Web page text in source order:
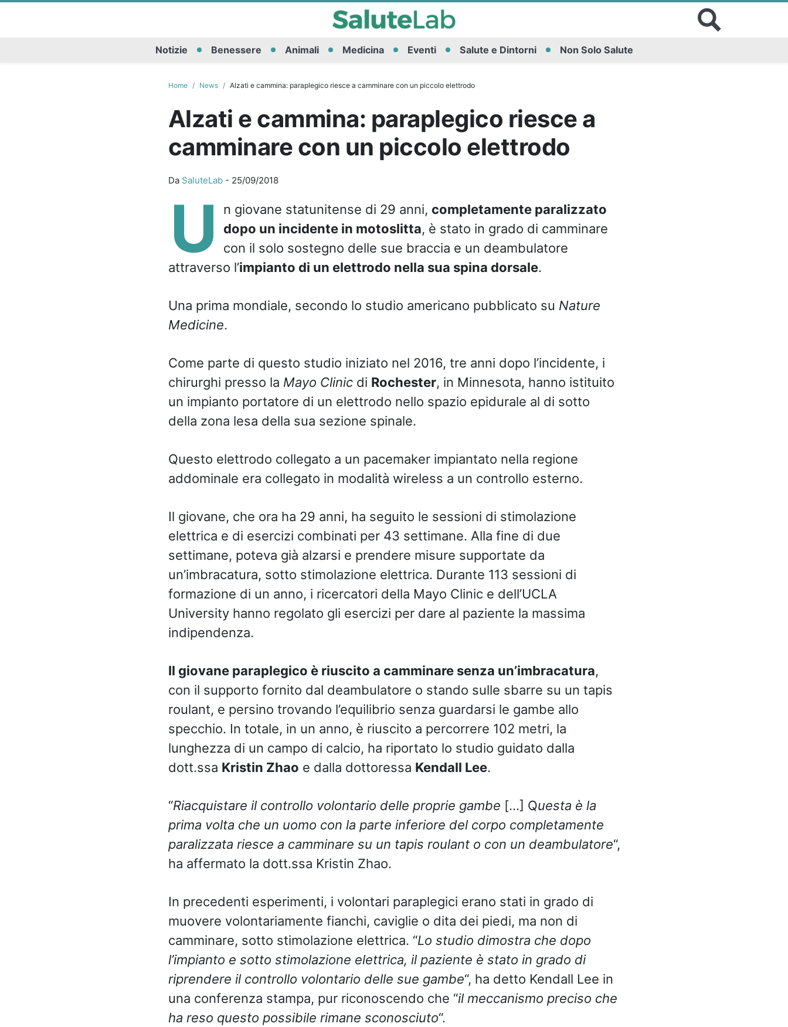
Notizie Benessere Animali Medicina Eventi Salute e Dintorni Non Solo Salute
Home News Alzati e cammina: paraplegico riesce a camminare con un piccolo elettrodo
Alzati e cammina: paraplegico riesce a
camminare con un piccolo elettrodo
Da SaluteLab- 25/09/2018
U n giovane statunitense di 29 anni, completamente paralizzato
dopo un incidente in motoslitta, è stato in grado di camminare
con il solo sostegno delle sue braccia e un deambulatore
attraverso l’impianto di un elettrodo nella sua spina dorsale.
Una prima mondiale, secondo lo studio americano pubblicato su Nature
Medicine.
Come parte di questo studio iniziato nel 2016, tre anni dopo l’incidente, i
chirurghi presso la Mayo Clinicdi Rochester, in Minnesota, hanno istituito
un impianto portatore di un elettrodo nello spazio epidurale al di sotto
della zona lesa della sua sezione spinale.
Questo elettrodo collegato a un pacemaker impiantato nella regione
addominale era collegato in modalità wireless a un controllo esterno.
Il giovane, che ora ha 29 anni, ha seguito le sessioni di stimolazione
elettrica e di esercizi combinati per 43 settimane. Alla fine di due
settimane, poteva già alzarsi e prendere misure supportate da
un’imbracatura, sotto stimolazione elettrica. Durante 113 sessioni di
formazione di un anno, i ricercatori della Mayo Clinic e dell’UCLA
University hanno regolato gli esercizi per dare al paziente la massima
indipendenza.
Il giovane paraplegico è riuscito a camminare senza un’imbracatura,
con il supporto fornito dal deambulatore o stando sulle sbarre su un tapis
roulant, e persino trovando l’equilibrio senza guardarsi le gambe allo
specchio. In totale, in un anno, è riuscito a percorrere 102 metri, la
lunghezza di un campo di calcio, ha riportato lo studio guidato dalla
dott.ssa Kristin Zhao e dalla dottoressa Kendall Lee.
“Riacquistare il controllo volontario delle proprie gambe […] Questa è la
prima volta che un uomo con la parte inferiore del corpo completamente
paralizzata riesce a camminare su un tapis roulant o con un deambulatore“,
ha affermato la dott.ssa Kristin Zhao.
In precedenti esperimenti, i volontari paraplegici erano stati in grado di
muovere volontariamente fianchi, caviglie o dita dei piedi, ma non di
camminare, sotto stimolazione elettrica. “Lo studio dimostra che dopo
l’impianto e sotto stimolazione elettrica, il paziente è stato in grado di
riprendere il controllo volontario delle sue gambe“, ha detto Kendall Lee in
una conferenza stampa, pur riconoscendo che “il meccanismo preciso che
ha reso questo possibile rimane sconosciuto“.